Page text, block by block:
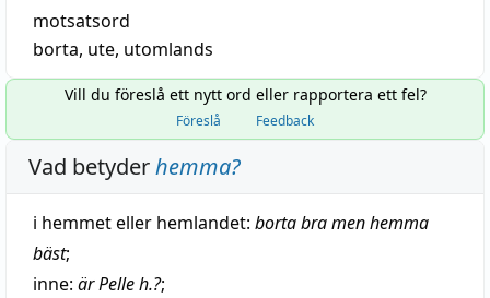
motsatsord
borta, ute, utomlands
Vill du föreslå ett nytt ord eller rapportera ett fel?
Föreslå Feedback
Vad betyderhemma?
i hemmet eller hemlandet: bortabramen hemma
bäst;
inne: är Pelle h.?;